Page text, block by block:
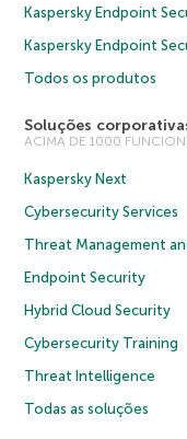
Kaspersky Endpoint
Kaspersky Endpoint
Todos os produtos
Soluções
ACIMA DE 1000
Kaspersky Next
Cybersecurity Services
Threat Management
Endpoint Security
Hybrid Cloud Security
Cybersecurity Training
Threat Intelligence
Todas as soluções